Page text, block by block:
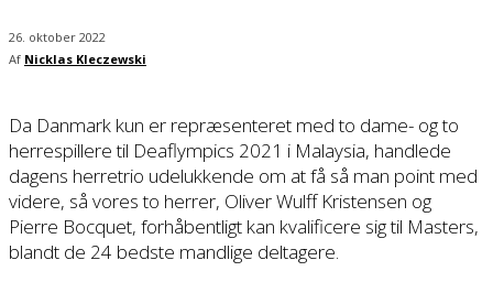
26. oktober 2022
Af Nicklas Kleczewski
Da Danmark kun er repræsenteret med to dame- og to
herrespillere til Deaflympics 2021 i Malaysia, handlede
dagens herretrio udelukkende om at få så man point med
videre, så vores to herrer, Oliver Wulff Kristensen og
Pierre Bocquet, forhåbentligt kan kvalificere sig til Masters,
blandt de 24 bedste mandlige deltagere.